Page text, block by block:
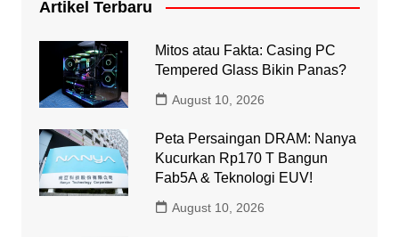
Artikel Terbaru
Mitos atau Fakta: Casing PC
Tempered Glass Bikin Panas?
August 10, 2026
Peta Persaingan DRAM: Nanya
Kucurkan Rp170 T Bangun
Fab5A & Teknologi EUV!
August 10, 2026